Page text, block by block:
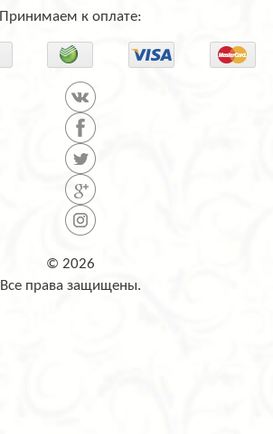
Принимаем к оплате:
© 2026
Все права защищены.